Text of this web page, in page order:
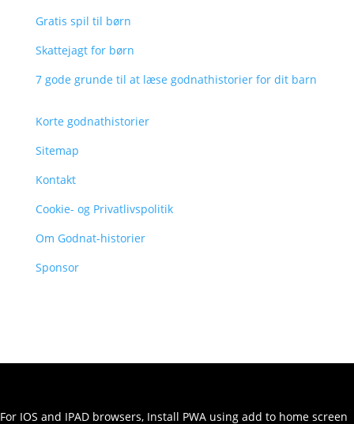
Gratis spil til børn
Skattejagt for børn
7 gode grunde til at læse godnathistorier for dit barn
Korte godnathistorier
Sitemap
Kontakt
Cookie- og Privatlivspolitik
Om Godnat-historier
Sponsor
For IOS and IPAD browsers, Install PWA using add to home screen